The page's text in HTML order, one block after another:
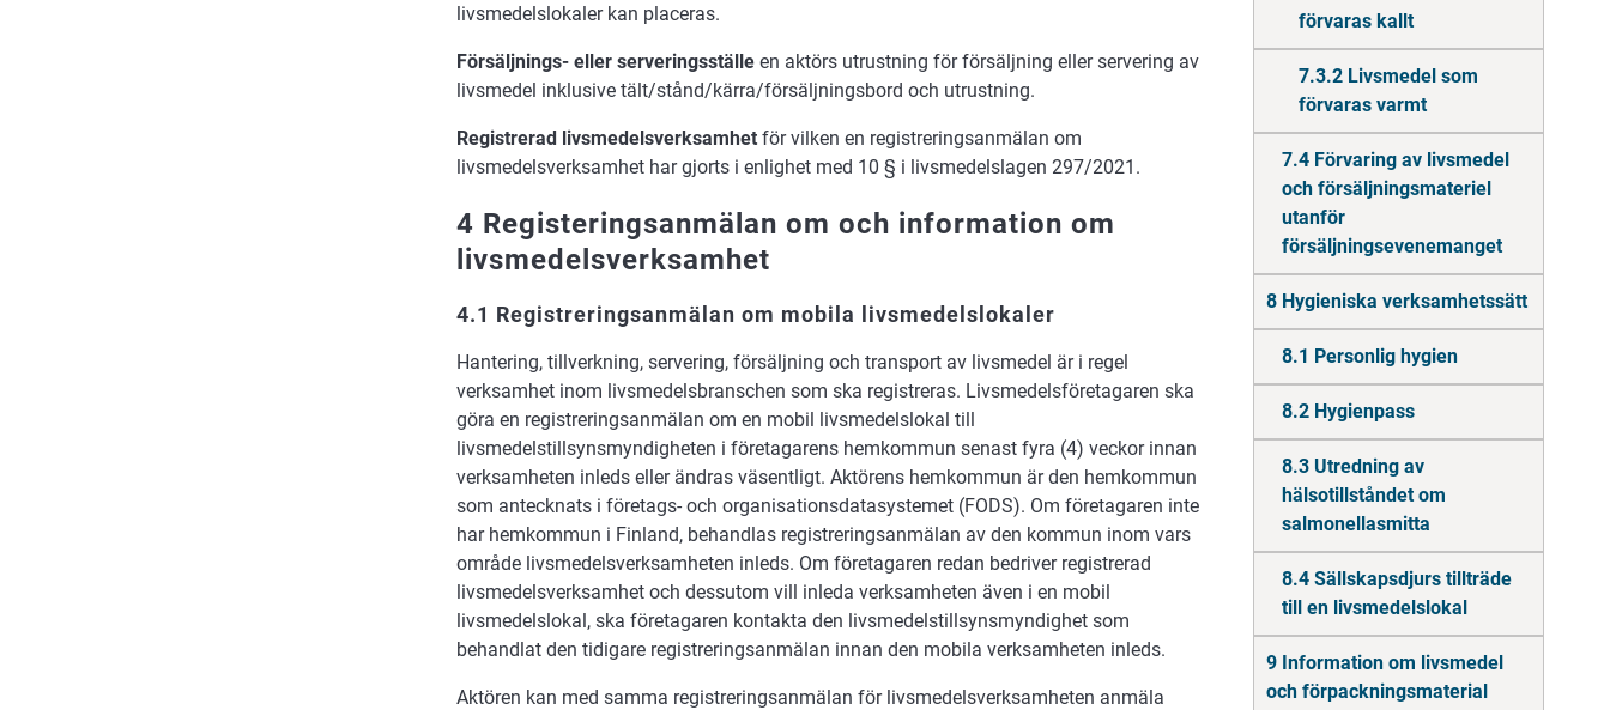
förvaras kallt
7.3.2 Livsmedel som
förvaras varmt
7.4 Förvaring av livsmedel
och försäljningsmateriel
utanför
försäljningsevenemanget
8 Hygieniska verksamhetssätt
8.1 Personlig hygien
8.2 Hygienpass
8.3 Utredning av
hälsotillståndet om
salmonellasmitta
8.4 Sällskapsdjurs tillträde
till en livsmedelslokal
9 Information om livsmedel
och förpackningsmaterial
livsmedelslokaler kan placeras.
Försäljnings- eller serveringsställe en aktörs utrustning för försäljning eller servering av
livsmedel inklusive tält/stånd/kärra/försäljningsbord och utrustning.
Registrerad livsmedelsverksamhet för vilken en registreringsanmälan om
livsmedelsverksamhet har gjorts i enlighet med 10 § i livsmedelslagen 297/2021.
4 Registeringsanmälan om och information om
livsmedelsverksamhet
4.1 Registreringsanmälan om mobila livsmedelslokaler
Hantering, tillverkning, servering, försäljning och transport av livsmedel är i regel
verksamhet inom livsmedelsbranschen som ska registreras. Livsmedelsföretagaren ska
göra en registreringsanmälan om en mobil livsmedelslokal till
livsmedelstillsynsmyndigheten i företagarens hemkommun senast fyra (4) veckor innan
verksamheten inleds eller ändras väsentligt. Aktörens hemkommun är den hemkommun
som antecknats i företags- och organisationsdatasystemet (FODS). Om företagaren inte
har hemkommun i Finland, behandlas registreringsanmälan av den kommun inom vars
område livsmedelsverksamheten inleds. Om företagaren redan bedriver registrerad
livsmedelsverksamhet och dessutom vill inleda verksamheten även i en mobil
livsmedelslokal, ska företagaren kontakta den livsmedelstillsynsmyndighet som
behandlat den tidigare registreringsanmälan innan den mobila verksamheten inleds.
Aktören kan med samma registreringsanmälan för livsmedelsverksamheten anmäla